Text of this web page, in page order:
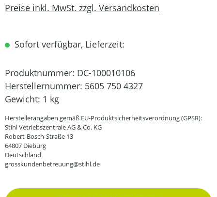
Preise inkl. MwSt. zzgl. Versandkosten
Sofort verfügbar, Lieferzeit:
Produktnummer: DC-100010106
Herstellernummer: 5605 750 4327
Gewicht: 1 kg
Herstellerangaben gemäß EU-Produktsicherheitsverordnung (GPSR):
Stihl Vetriebszentrale AG & Co. KG
Robert-Bosch-Straße 13
64807 Dieburg
Deutschland
grosskundenbetreuung@stihl.de